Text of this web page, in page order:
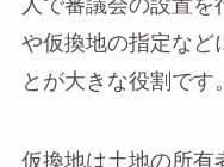
人で審議会の設置
や仮換地の指定など
とが大きな役割です
仮換地は土地の所有